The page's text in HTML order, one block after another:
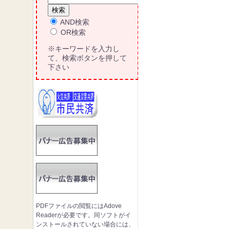
AND検索
OR検索
※キーワードを入力し
て、検索ボタンを押して
下さい
PDFファイルの閲覧にはAdove
Readerが必要です。同ソフトがイ
ンストールされていない場合には、